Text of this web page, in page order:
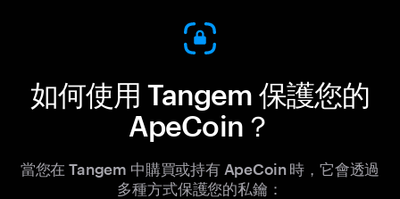
如何使用 Tangem 保護您的
ApeCoin？
當您在 Tangem 中購買或持有 ApeCoin 時，它會透過
多種方式保護您的私鑰：